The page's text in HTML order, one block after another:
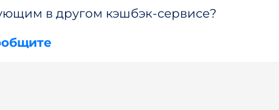
в другом кэшбэк-сервисе?